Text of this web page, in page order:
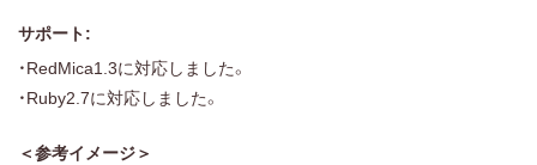
サポート:
・RedMica1.3に対応しました。
・Ruby2.7に対応しました。
＜参考イメージ＞